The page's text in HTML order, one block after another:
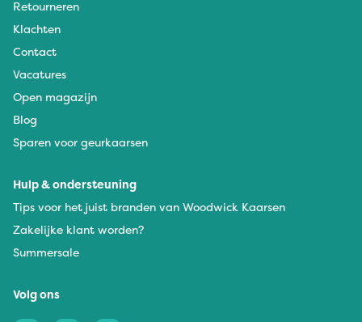
Retourneren
Klachten
Contact
Vacatures
Open magazijn
Blog
Sparen voor geurkaarsen
Hulp & ondersteuning
Tips voor het juist branden van Woodwick Kaarsen
Zakelijke klant worden?
Summersale
Volg ons